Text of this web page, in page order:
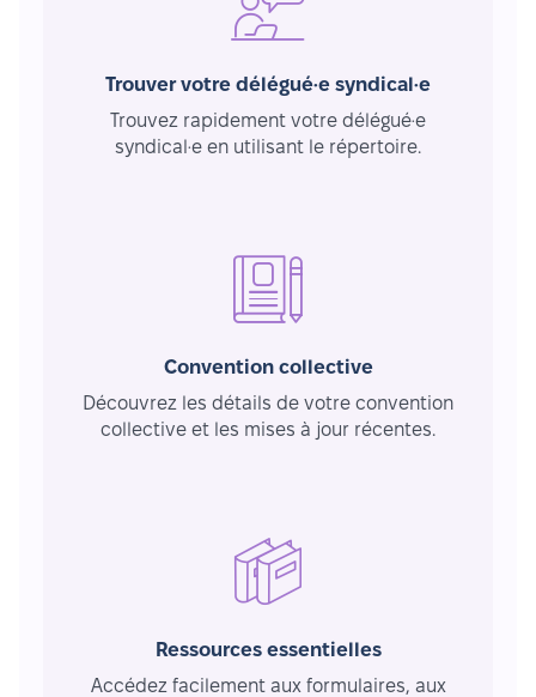
Trouver votre délégué·e syndical·e
Trouvez rapidement votre délégué·e
syndical·e en utilisant le répertoire.
Convention collective
Découvrez les détails de votre convention
collective et les mises à jour récentes.
Ressources essentielles
Accédez facilement aux formulaires, aux